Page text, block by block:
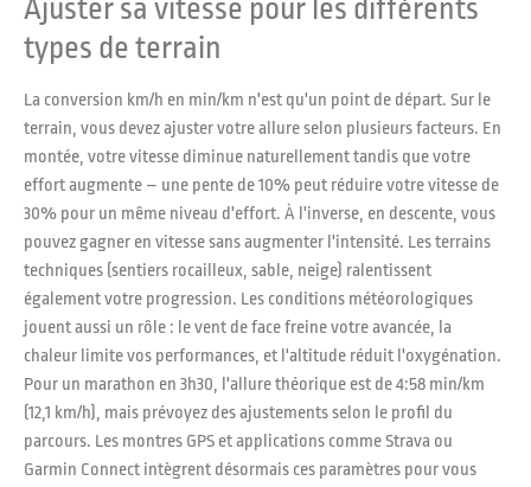
Ajuster sa vitesse pour les différents
types de terrain
La conversion km/h en min/km n'est qu'un point de départ. Sur le
terrain, vous devez ajuster votre allure selon plusieurs facteurs. En
montée, votre vitesse diminue naturellement tandis que votre
effort augmente – une pente de 10% peut réduire votre vitesse de
30% pour un même niveau d'effort. À l'inverse, en descente, vous
pouvez gagner en vitesse sans augmenter l'intensité. Les terrains
techniques (sentiers rocailleux, sable, neige) ralentissent
également votre progression. Les conditions météorologiques
jouent aussi un rôle : le vent de face freine votre avancée, la
chaleur limite vos performances, et l'altitude réduit l'oxygénation.
Pour un marathon en 3h30, l'allure théorique est de 4:58 min/km
(12,1 km/h), mais prévoyez des ajustements selon le profil du
parcours. Les montres GPS et applications comme Strava ou
Garmin Connect intègrent désormais ces paramètres pour vous